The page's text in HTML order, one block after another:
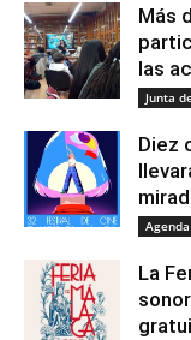
Más
las
Junta
Diez
Agenda
La